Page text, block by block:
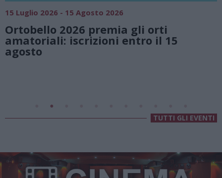
18 Luglio 2026 - 15 Agosto 2026
Vivi l’estate a Villa Fogazzaro Roi. Tra
natura e atmosfere senza tempo sul
Lago di Lugano
Valsolda
TUTTI GLI EVENTI